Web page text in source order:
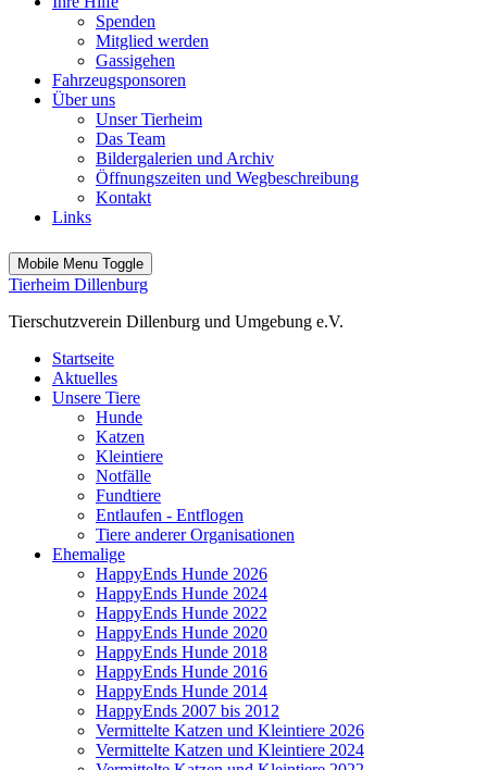
Spenden
Mitglied werden
Gassigehen
Fahrzeugsponsoren
Über uns
Unser Tierheim
Das Team
Bildergalerien und Archiv
Öffnungszeiten und Wegbeschreibung
Kontakt
Links
Mobile Menu Toggle
Tierheim Dillenburg
Tierschutzverein Dillenburg und Umgebung e.V.
Startseite
Aktuelles
Unsere Tiere
Hunde
Katzen
Kleintiere
Notfälle
Fundtiere
Entlaufen - Entflogen
Tiere anderer Organisationen
Ehemalige
HappyEnds Hunde 2026
HappyEnds Hunde 2024
HappyEnds Hunde 2022
HappyEnds Hunde 2020
HappyEnds Hunde 2018
HappyEnds Hunde 2016
HappyEnds Hunde 2014
HappyEnds 2007 bis 2012
Vermittelte Katzen und Kleintiere 2026
Vermittelte Katzen und Kleintiere 2024